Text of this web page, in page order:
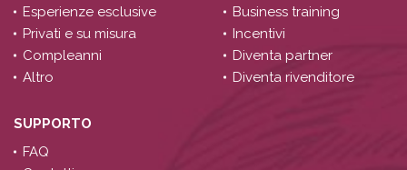
Esperienze esclusive
Privati e su misura
Compleanni
Altro
Business training
Incentivi
Diventa partner
Diventa rivenditore
SUPPORTO
FAQ